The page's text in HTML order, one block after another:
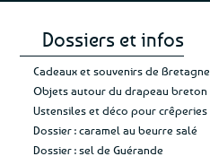
Dossiers et infos
Cadeaux et souvenirs de Bretagne
Objets autour du drapeau breton
Ustensiles et déco pour crêperies
Dossier : caramel au beurre salé
Dossier : sel de Guérande